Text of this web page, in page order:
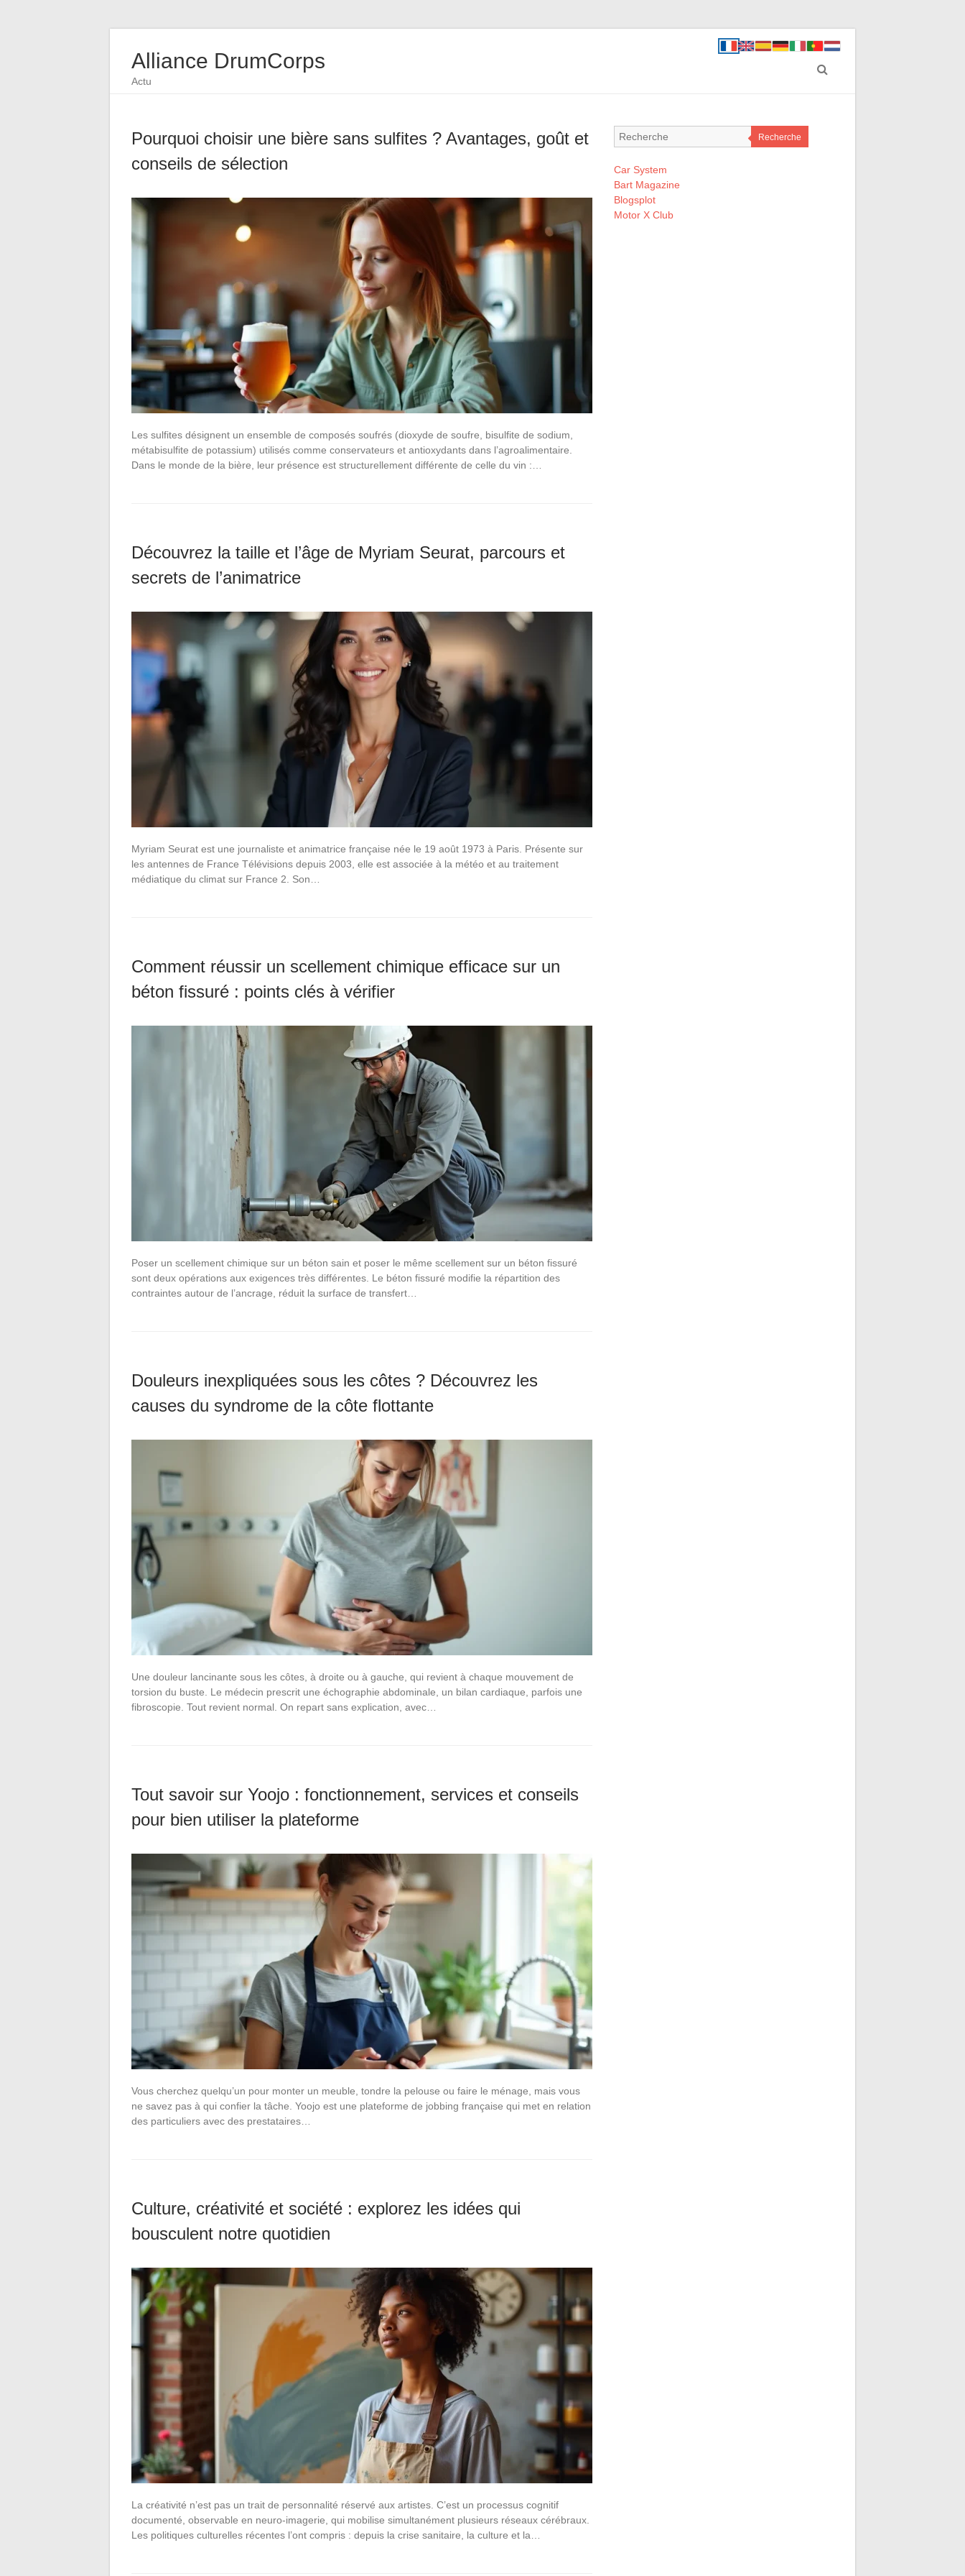
Alliance DrumCorps
Actu
Pourquoi choisir une bière sans sulfites ? Avantages, goût et
conseils de sélection
Les sulfites désignent un ensemble de composés soufrés (dioxyde de soufre, bisulfite de sodium,
métabisulfite de potassium) utilisés comme conservateurs et antioxydants dans l’agroalimentaire.
Dans le monde de la bière, leur présence est structurellement différente de celle du vin :…
Découvrez la taille et l’âge de Myriam Seurat, parcours et
secrets de l’animatrice
Myriam Seurat est une journaliste et animatrice française née le 19 août 1973 à Paris. Présente sur
les antennes de France Télévisions depuis 2003, elle est associée à la météo et au traitement
médiatique du climat sur France 2. Son…
Comment réussir un scellement chimique efficace sur un
béton fissuré : points clés à vérifier
Poser un scellement chimique sur un béton sain et poser le même scellement sur un béton fissuré
sont deux opérations aux exigences très différentes. Le béton fissuré modifie la répartition des
contraintes autour de l’ancrage, réduit la surface de transfert…
Douleurs inexpliquées sous les côtes ? Découvrez les
causes du syndrome de la côte flottante
Une douleur lancinante sous les côtes, à droite ou à gauche, qui revient à chaque mouvement de
torsion du buste. Le médecin prescrit une échographie abdominale, un bilan cardiaque, parfois une
fibroscopie. Tout revient normal. On repart sans explication, avec…
Tout savoir sur Yoojo : fonctionnement, services et conseils
pour bien utiliser la plateforme
Vous cherchez quelqu’un pour monter un meuble, tondre la pelouse ou faire le ménage, mais vous
ne savez pas à qui confier la tâche. Yoojo est une plateforme de jobbing française qui met en relation
des particuliers avec des prestataires…
Culture, créativité et société : explorez les idées qui
bousculent notre quotidien
La créativité n’est pas un trait de personnalité réservé aux artistes. C’est un processus cognitif
documenté, observable en neuro-imagerie, qui mobilise simultanément plusieurs réseaux cérébraux.
Les politiques culturelles récentes l’ont compris : depuis la crise sanitaire, la culture et la…
Recherche
Car System
Bart Magazine
Blogsplot
Motor X Club